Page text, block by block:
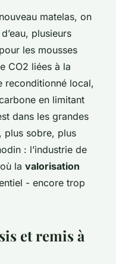
matelas, on
plusieurs
les mousses
CO2 liées à la
reconditionné local,
en limitant
dans les grandes
plus sobre, plus
: l’industrie de
la valorisation
- encore trop
et remis à